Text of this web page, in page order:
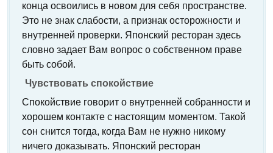
конца освоились в новом для себя пространстве.
Это не знак слабости, а признак осторожности и
внутренней проверки. Японский ресторан здесь
словно задает Вам вопрос о собственном праве
быть собой.
Чувствовать спокойствие
Спокойствие говорит о внутренней собранности и
хорошем контакте с настоящим моментом. Такой
сон снится тогда, когда Вам не нужно никому
ничего доказывать. Японский ресторан